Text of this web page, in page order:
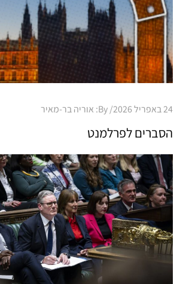
Posted
24 באפריל 2026 By: אוריה בר-מאיר
הסברים לפרלמנט